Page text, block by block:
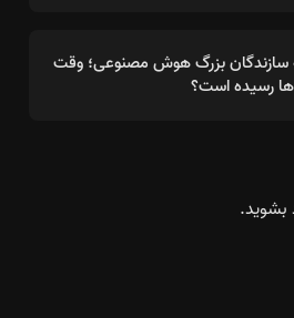
سازندگان بزرگ هوش مصنوعی؛ وقت
بشوید.